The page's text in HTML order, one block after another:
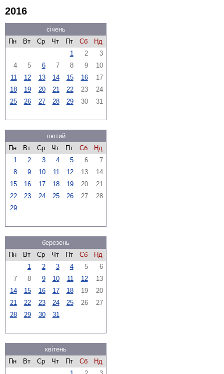
2016
січень
Пн
Вт Ср Чт Пт Сб
Нд
1
2
3
4
5 6 7 8 9
10
11
12 13 14 15 16
17
18
19 20 21 22 23
24
25
26 27 28 29 30 31
лютий
Пн
Вт Ср Чт Пт Сб
Нд
1
2 3 4 5 6
7
8
9 10 11 12 13
14
15
16 17 18 19 20
21
22
23 24 25 26 27
28
29
березень
Пн
Вт Ср Чт Пт Сб
Нд
1
2 3 4 5
6
7
8 9 10 11 12
13
14
15 16 17 18 19
20
21
22 23 24 25 26
27
28
29 30 31
квітень
Пн
Вт Ср Чт Пт Сб
Нд